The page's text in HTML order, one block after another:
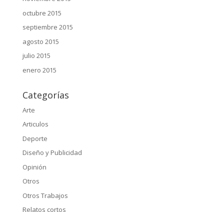
octubre 2015
septiembre 2015
agosto 2015
julio 2015
enero 2015
Categorías
Arte
Articulos
Deporte
Diseño y Publicidad
Opinión
Otros
Otros Trabajos
Relatos cortos